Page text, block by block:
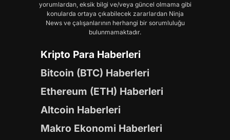
yorumlardan, eksik bilgi ve/veya güncel olmama gibi
konularda ortaya çıkabilecek zararlardan Ninja
News ve çalışanlarının herhangi bir sorumluluğu
bulunmamaktadır.
Kripto Para Haberleri
Bitcoin (BTC) Haberleri
Ethereum (ETH) Haberleri
Altcoin Haberleri
Makro Ekonomi Haberleri